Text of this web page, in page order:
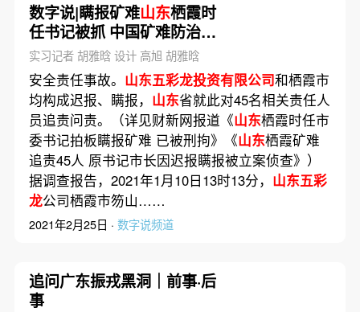
数字说|瞒报矿难山东栖霞时
任书记被抓 中国矿难防治持
久战打赢了吗？
实习记者 胡雅晗 设计 高旭 胡雅晗
安全责任事故。 山东五彩龙投资有限公司和栖霞市
均构成迟报、瞒报， 山东省就此对45名相关责任人
员追责问责。（详见财新网报道《山东栖霞时任市
委书记拍板瞒报矿难 已被刑拘》《山东栖霞矿难
追责45人 原书记市长因迟报瞒报被立案侦查》）
据调查报告，2021年1月10日13时13分， 山东五彩
龙公司栖霞市笏山……
2021年2月25日 · 数字说频道
追问广东振戎黑洞｜前事·后
事